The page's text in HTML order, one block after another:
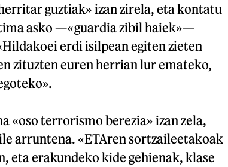
guztiak» izan zirela, eta kontatu
asko —«guardia zibil haiek»—
erdi isilpean egiten zieten
zituzten euren herrian lur emateko,
«oso terrorismo berezia» izan zela,
arruntena. «ETAren sortzaileetakoak
eta erakundeko kide gehienak, klase